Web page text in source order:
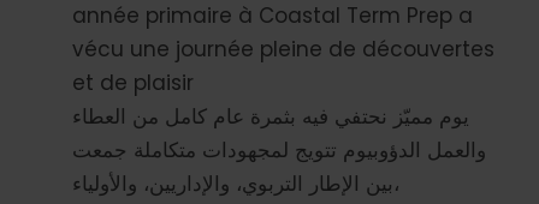
année primaire à Coastal Term Prep a
vécu une journée pleine de découvertes
et de plaisir
يوم مميّز نحتفي فيه بثمرة عام كامل من العطاء
والعمل الدؤوبيوم تتويج لمجهودات متكاملة جمعت
بين الإطار التربوي، والإداريين، والأولياء،